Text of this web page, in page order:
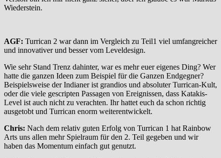
Wiederstein.
AGF: Turrican 2 war dann im Vergleich zu Teil1 viel umfangreicher
und innovativer und besser vom Leveldesign.
Wie sehr Stand Trenz dahinter, war es mehr euer eigenes Ding? Wer
hatte die ganzen Ideen zum Beispiel für die Ganzen Endgegner?
Beispielsweise der Indianer ist grandios und absoluter Turrican-Kult,
oder die viele gescripten Passagen von Ereignissen, dass Katakis-
Level ist auch nicht zu verachten. Ihr hattet euch da schon richtig
ausgetobt und Turrican enorm weiterentwickelt.
Chris: Nach dem relativ guten Erfolg von Turrican 1 hat Rainbow
Arts uns allen mehr Spielraum für den 2. Teil gegeben und wir
haben das Momentum einfach gut genutzt.